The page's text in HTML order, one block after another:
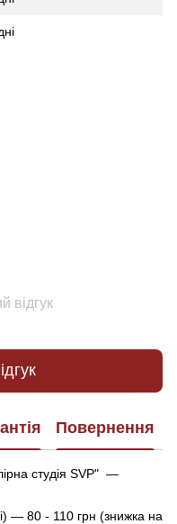
відгук
Повернення
студія SVP" —
— 80 - 110 грн (знижка на